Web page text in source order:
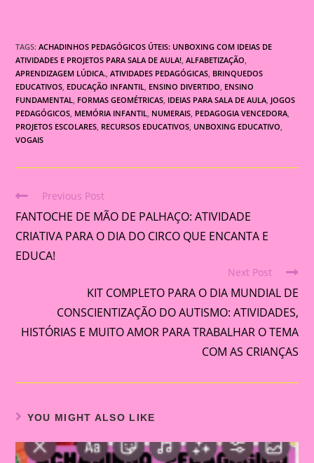
TAGS:ACHADINHOS PEDAGÓGICOS ÚTEIS: UNBOXING COM IDEIAS DE
ATIVIDADES E PROJETOS PARA SALA DE AULA!, ALFABETIZAÇÃO,
APRENDIZAGEM LÚDICA., ATIVIDADES PEDAGÓGICAS, BRINQUEDOS
EDUCATIVOS, EDUCAÇÃO INFANTIL, ENSINO DIVERTIDO, ENSINO
FUNDAMENTAL, FORMAS GEOMÉTRICAS, IDEIAS PARA SALA DE AULA, JOGOS
PEDAGÓGICOS, MEMÓRIA INFANTIL, NUMERAIS, PEDAGOGIA VENCEDORA,
PROJETOS ESCOLARES, RECURSOS EDUCATIVOS, UNBOXING EDUCATIVO,
VOGAIS
Read
more
articles
Previous Post
FANTOCHE DE MÃO DE PALHAÇO: ATIVIDADE
CRIATIVA PARA O DIA DO CIRCO QUE ENCANTA E
EDUCA!
Next Post
KIT COMPLETO PARA O DIA MUNDIAL DE
CONSCIENTIZAÇÃO DO AUTISMO: ATIVIDADES,
HISTÓRIAS E MUITO AMOR PARA TRABALHAR O TEMA
COM AS CRIANÇAS
YOU MIGHT ALSO LIKE